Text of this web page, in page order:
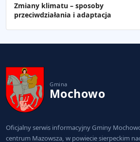
Zmiany klimatu – sposoby
przeciwdziałania i adaptacja
Gmina
Mochowo
Oficjalny serwis informacyjny Gminy
centrum Mazowsza, w powiecie sierpeckim